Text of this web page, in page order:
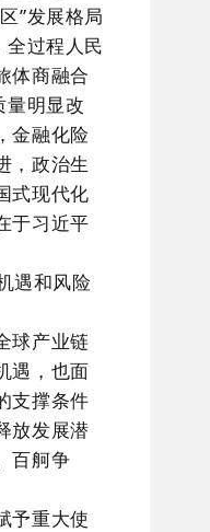
”发展格局
全过程人民
体商融合
量明显改
金融化险
，政治生
式现代化
于习近平
遇和风险
球产业链
遇，也面
支撑条件
放发展潜
百舸争
予重大使